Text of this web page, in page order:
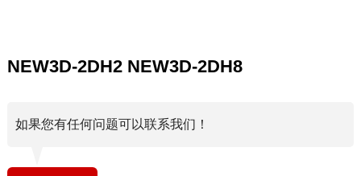
NEW3D-2DH2 NEW3D-2DH8
如果您有任何问题可以联系我们！